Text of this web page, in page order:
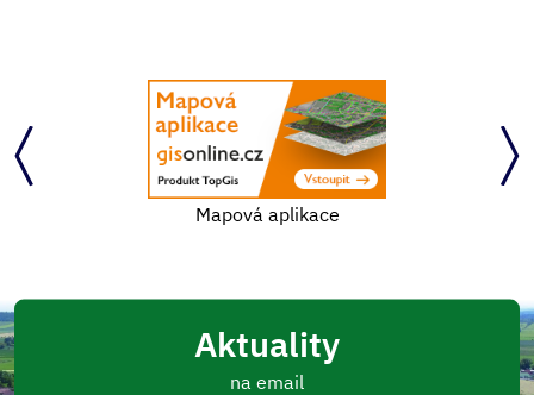
Mapová aplikace
Aktuality
na email